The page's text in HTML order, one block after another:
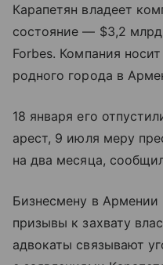
Карапетян владеет
состояние — $3,2
Forbes. Компания
родного города в
18 января его
арест, 9 июля меру
на два месяца,
Бизнесмену в
призывы к захвату
адвокаты связывают